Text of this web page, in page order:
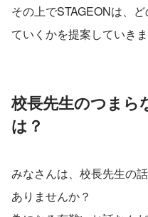
その上でSTAGEONは、
ていくかを提案していきま
校長先生のつまら
は？
みなさんは、校長先生の
ありませんか？